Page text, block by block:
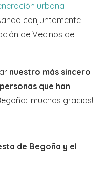
urbana
conjuntamente
de Vecinos de
nuestro más sincero
que han
¡muchas gracias!
de Begoña y el